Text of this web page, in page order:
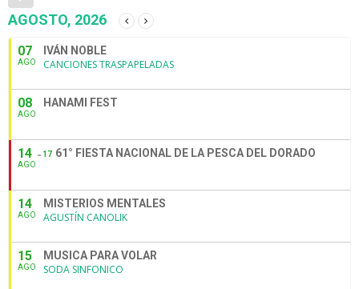
AGOSTO, 2026
07
AGO
IVÁN NOBLE
CANCIONES TRASPAPELADAS
08
AGO
HANAMI FEST
14
AGO
17 61° FIESTA NACIONAL DE LA PESCA DEL DORADO
14
AGO
MISTERIOS MENTALES
AGUSTÍN CANOLIK
15
AGO
MUSICA PARA VOLAR
SODA SINFONICO